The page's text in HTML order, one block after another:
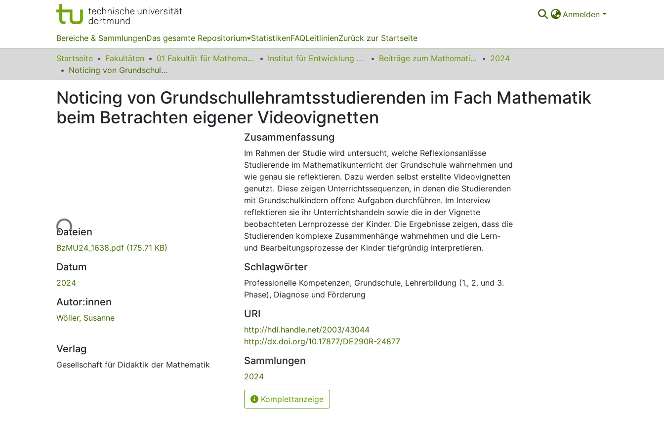
Anmelden
Bereiche & SammlungenDas gesamte Repositorium StatistikenFAQLeitlinienZurück zur Startseite
Startseite Fakultäten 01 Fakultät für Mathematik Institut für Entwicklung und Erforschung des Mathematikunterrichts Beiträge zum Mathematikunterricht
2024
Noticing von Grundschullehramtsstudierenden im Fach Mathematik beim Betrachten eigener Videovignetten
Noticing von Grundschullehramtsstudierenden im Fach Mathematik
beim Betrachten eigener Videovignetten
Lade...
Dateien
BzMU24_1638.pdf (175.71 KB)
Datum
2024
Autor:innen
Wöller, Susanne
Verlag
Gesellschaft für Didaktik der Mathematik
Zusammenfassung
Im Rahmen der Studie wird untersucht, welche Reflexionsanlässe
Studierende im Mathematikunterricht der Grundschule wahrnehmen und
wie genau sie reflektieren. Dazu werden selbst erstellte Videovignetten
genutzt. Diese zeigen Unterrichtssequenzen, in denen die Studierenden
mit Grundschulkindern offene Aufgaben durchführen. Im Interview
reflektieren sie ihr Unterrichtshandeln sowie die in der Vignette
beobachteten Lernprozesse der Kinder. Die Ergebnisse zeigen, dass die
Studierenden komplexe Zusammenhänge wahrnehmen und die Lern-
und Bearbeitungsprozesse der Kinder tiefgründig interpretieren.
Schlagwörter
Professionelle Kompetenzen, Grundschule, Lehrerbildung (1., 2. und 3.
Phase), Diagnose und Förderung
URI
http://hdl.handle.net/2003/43044
http://dx.doi.org/10.17877/DE290R-24877
Sammlungen
2024
Komplettanzeige